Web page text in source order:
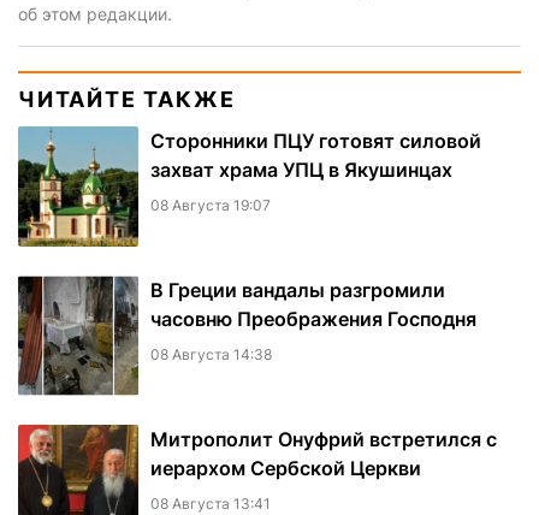
об этом редакции.
ЧИТАЙТЕ ТАКЖЕ
Сторонники ПЦУ готовят силовой
захват храма УПЦ в Якушинцах
08 Августа 19:07
В Греции вандалы разгромили
часовню Преображения Господня
08 Августа 14:38
Митрополит Онуфрий встретился с
иерархом Сербской Церкви
08 Августа 13:41